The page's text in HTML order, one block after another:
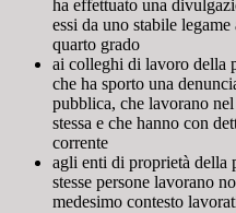
ha effettuato una
essi da uno stabile
quarto grado
ai colleghi di lavoro della
che ha sporto una
pubblica, che lavorano
stessa e che hanno con
corrente
agli enti di proprietà della
stesse persone lavorano
medesimo contesto